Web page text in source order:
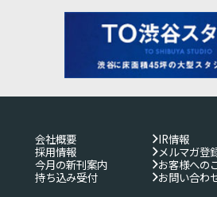
会社概要
IR情報
採用情報
メルマガ登
今月の新刊案内
お客様への
持ち込み受付
お問い合わ